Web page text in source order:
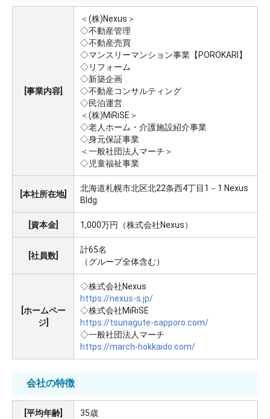
[事業内容]
＜(株)Nexus＞
◇不動産管理
◇不動産売買
◇マンスリーマンション事業【POROKARI】
◇リフォーム
◇新築企画
◇不動産コンサルティング
◇民泊運営
＜(株)MiRiSE＞
◇老人ホーム・介護施設紹介事業
◇身元保証事業
＜一般社団法人マーチ＞
◇児童福祉事業
[本社所在地]
北海道札幌市北区北22条西4丁目1－1 Nexus
Bldg.
[資本金] 1,000万円（株式会社Nexus）
[社員数]
計65名
（グループ全体含む）
[ホームペー
ジ]
◇株式会社Nexus
https://nexus-s.jp/
◇株式会社MiRiSE
https://tsunagute-sapporo.com/
◇一般社団法人マーチ
https://march-hokkaido.com/
会社の特徴
[平均年齢] 35歳